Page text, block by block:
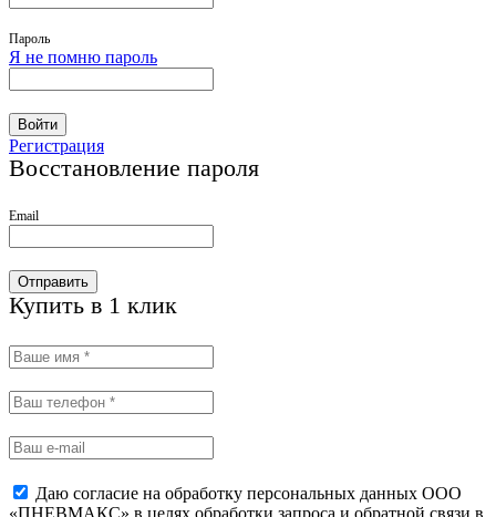
Пароль
Я не помню пароль
Войти
Регистрация
Восстановление пароля
Email
Отправить
Купить в 1 клик
Даю согласие на обработку персональных данных ООО
«ПНЕВМАКС» в целях обработки запроса и обратной связи в